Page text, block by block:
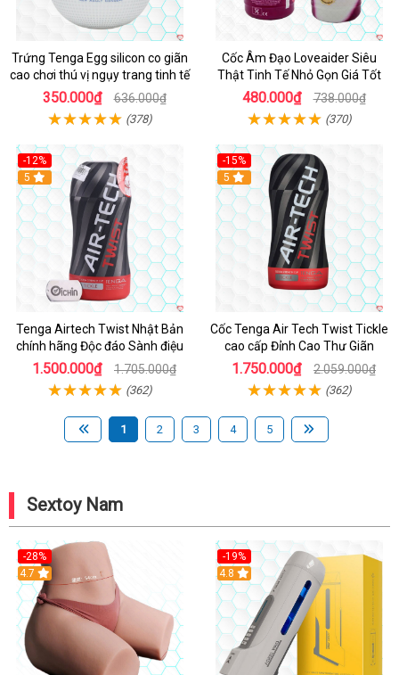
Trứng Tenga Egg silicon co giãn
cao chơi thú vị ngụy trang tinh tế
350.000₫ 636.000₫
(378)
Cốc Âm Đạo Loveaider Siêu
Thật Tinh Tế Nhỏ Gọn Giá Tốt
480.000₫ 738.000₫
(370)
-12%
Hot
5
Tenga Airtech Twist Nhật Bản
chính hãng Độc đáo Sành điệu
1.500.000₫ 1.705.000₫
(362)
-15%
Hot
5
Cốc Tenga Air Tech Twist Tickle
cao cấp Đỉnh Cao Thư Giãn
1.750.000₫ 2.059.000₫
(362)
1 2 3 4 5
Sextoy Nam
-28%
4.7
-19%
Hot
4.8